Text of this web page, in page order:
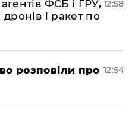
ФСБ і ГРУ,
і ракет по
12:58
розповіли про 12:54